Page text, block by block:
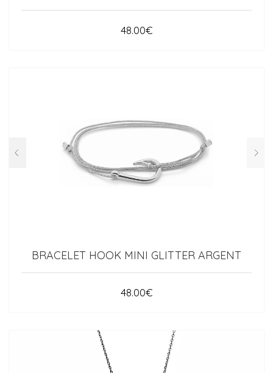
48.00€
BRACELET HOOK MINI GLITTER ARGENT
48.00€